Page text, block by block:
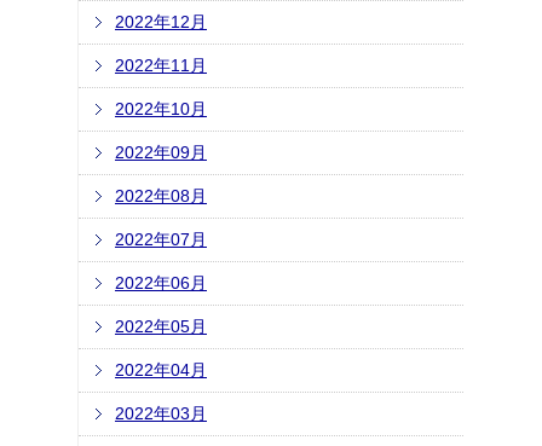
2022年12月
2022年11月
2022年10月
2022年09月
2022年08月
2022年07月
2022年06月
2022年05月
2022年04月
2022年03月